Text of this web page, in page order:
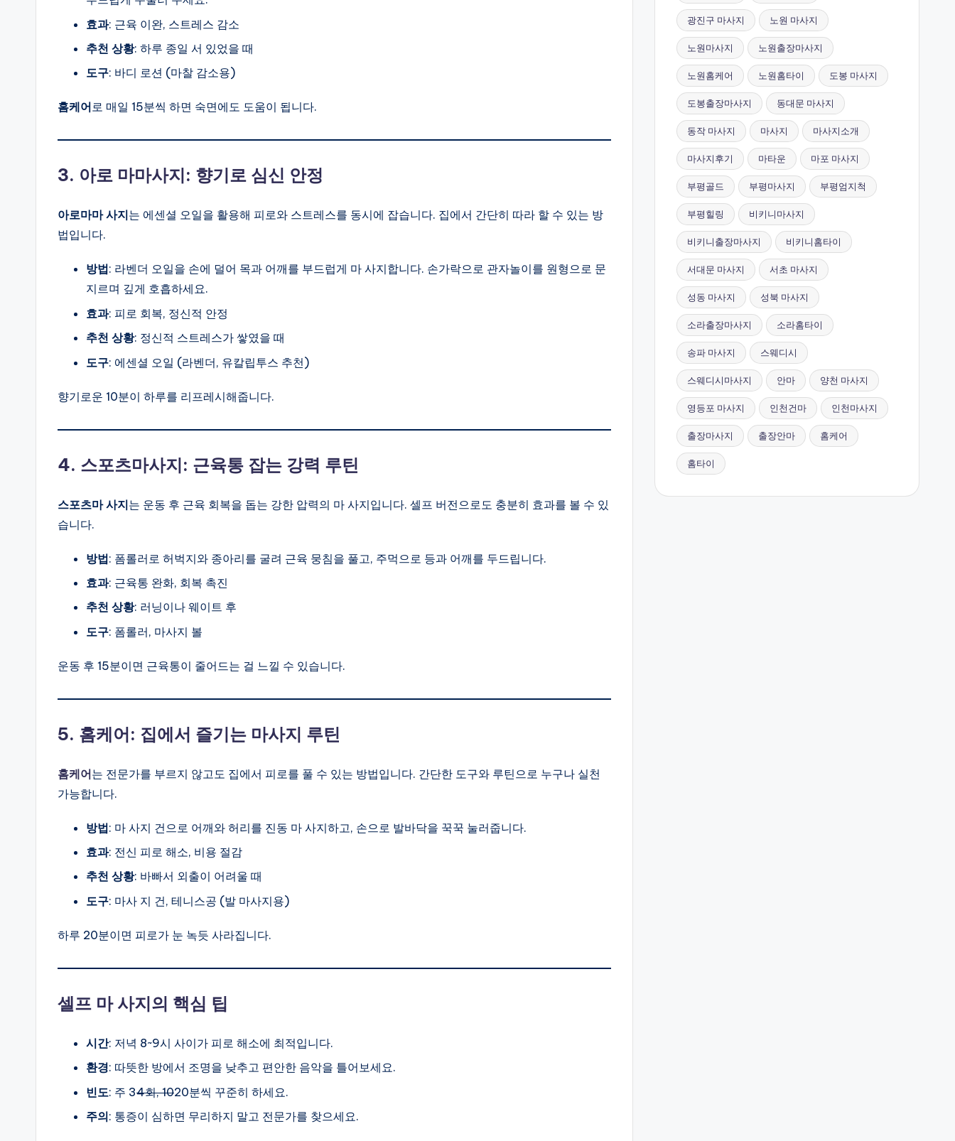
효과: 근육 이완, 스트레스 감소
추천 상황: 하루 종일 서 있었을 때
도구: 바디 로션 (마찰 감소용)
홈케어로 매일 15분씩 하면 숙면에도 도움이 됩니다.
3. 아로 마마사지: 향기로 심신 안정
아로마마 사지는 에센셜 오일을 활용해 피로와 스트레스를 동시에 잡습니다. 집에서 간단히 따라 할 수 있는 방
법입니다.
방법: 라벤더 오일을 손에 덜어 목과 어깨를 부드럽게 마 사지합니다. 손가락으로 관자놀이를 원형으로 문
지르며 깊게 호흡하세요.
효과: 피로 회복, 정신적 안정
추천 상황: 정신적 스트레스가 쌓였을 때
도구: 에센셜 오일 (라벤더, 유칼립투스 추천)
향기로운 10분이 하루를 리프레시해줍니다.
4. 스포츠마사지: 근육통 잡는 강력 루틴
스포츠마 사지는 운동 후 근육 회복을 돕는 강한 압력의 마 사지입니다. 셀프 버전으로도 충분히 효과를 볼 수 있
습니다.
방법: 폼롤러로 허벅지와 종아리를 굴려 근육 뭉침을 풀고, 주먹으로 등과 어깨를 두드립니다.
효과: 근육통 완화, 회복 촉진
추천 상황: 러닝이나 웨이트 후
도구: 폼롤러, 마사지 볼
운동 후 15분이면 근육통이 줄어드는 걸 느낄 수 있습니다.
5. 홈케어: 집에서 즐기는 마사지 루틴
홈케어는 전문가를 부르지 않고도 집에서 피로를 풀 수 있는 방법입니다. 간단한 도구와 루틴으로 누구나 실천
가능합니다.
방법: 마 사지 건으로 어깨와 허리를 진동 마 사지하고, 손으로 발바닥을 꾹꾹 눌러줍니다.
효과: 전신 피로 해소, 비용 절감
추천 상황: 바빠서 외출이 어려울 때
도구: 마사 지 건, 테니스공 (발 마사지용)
하루 20분이면 피로가 눈 녹듯 사라집니다.
셀프 마 사지의 핵심 팁
시간: 저녁 8~9시 사이가 피로 해소에 최적입니다.
환경: 따뜻한 방에서 조명을 낮추고 편안한 음악을 틀어보세요.
빈도: 주 34회, 1020분씩 꾸준히 하세요.
주의: 통증이 심하면 무리하지 말고 전문가를 찾으세요.
광진구 마사지 노원 마사지
노원마사지 노원출장마사지
노원홈케어 노원홈타이 도봉 마사지
도봉출장마사지 동대문 마사지
동작 마사지 마사지 마사지소개
마사지후기 마타운 마포 마사지
부평골드 부평마사지 부평엄지척
부평힐링 비키니마사지
비키니출장마사지 비키니홈타이
서대문 마사지 서초 마사지
성동 마사지 성북 마사지
소라출장마사지 소라홈타이
송파 마사지 스웨디시
스웨디시마사지 안마 양천 마사지
영등포 마사지 인천건마 인천마사지
출장마사지 출장안마 홈케어
홈타이